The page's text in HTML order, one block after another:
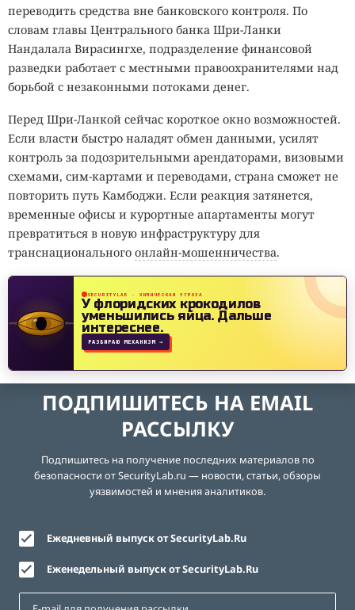
переводить средства вне банковского контроля. По
словам главы Центрального банка Шри-Ланки
Нандалала Вирасингхе, подразделение финансовой
разведки работает с местными правоохранителями над
борьбой с незаконными потоками денег.
Перед Шри-Ланкой сейчас короткое окно возможностей.
Если власти быстро наладят обмен данными, усилят
контроль за подозрительными арендаторами, визовыми
схемами, сим-картами и переводами, страна сможет не
повторить путь Камбоджи. Если реакция затянется,
временные офисы и курортные апартаменты могут
превратиться в новую инфраструктуру для
транснационального онлайн-мошенничества.
SECURITYLAB · ХИМИЧЕСКАЯ УГРОЗА
У флоридских крокодилов
уменьшились яйца.Дальше
интереснее.
РАЗБИРАЮ МЕХАНИЗМ →
ПОДПИШИТЕСЬ НА EMAIL
РАССЫЛКУ
Подпишитесь на получение последних материалов по
безопасности от SecurityLab.ru — новости, статьи, обзоры
уязвимостей и мнения аналитиков.
Ежедневный выпуск от SecurityLab.Ru
Еженедельный выпуск от SecurityLab.Ru